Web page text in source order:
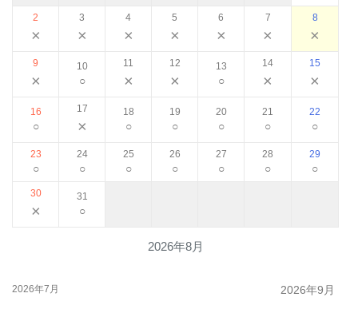
2026年8月
2
×
3
×
4
×
5
×
6
×
7
×
8
×
9
×
10
○
11
×
12
×
13
○
14
×
15
×
16
○
17
×
18
○
19
○
20
○
21
○
22
○
23
○
24
○
25
○
26
○
27
○
28
○
29
○
30
×
31
○
2026年7月 2026年9月